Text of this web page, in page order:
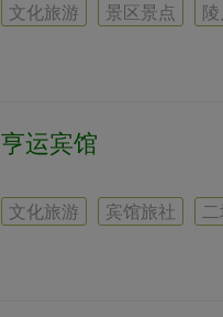
文化旅游 景区景点
亨运宾馆
文化旅游 宾馆旅社